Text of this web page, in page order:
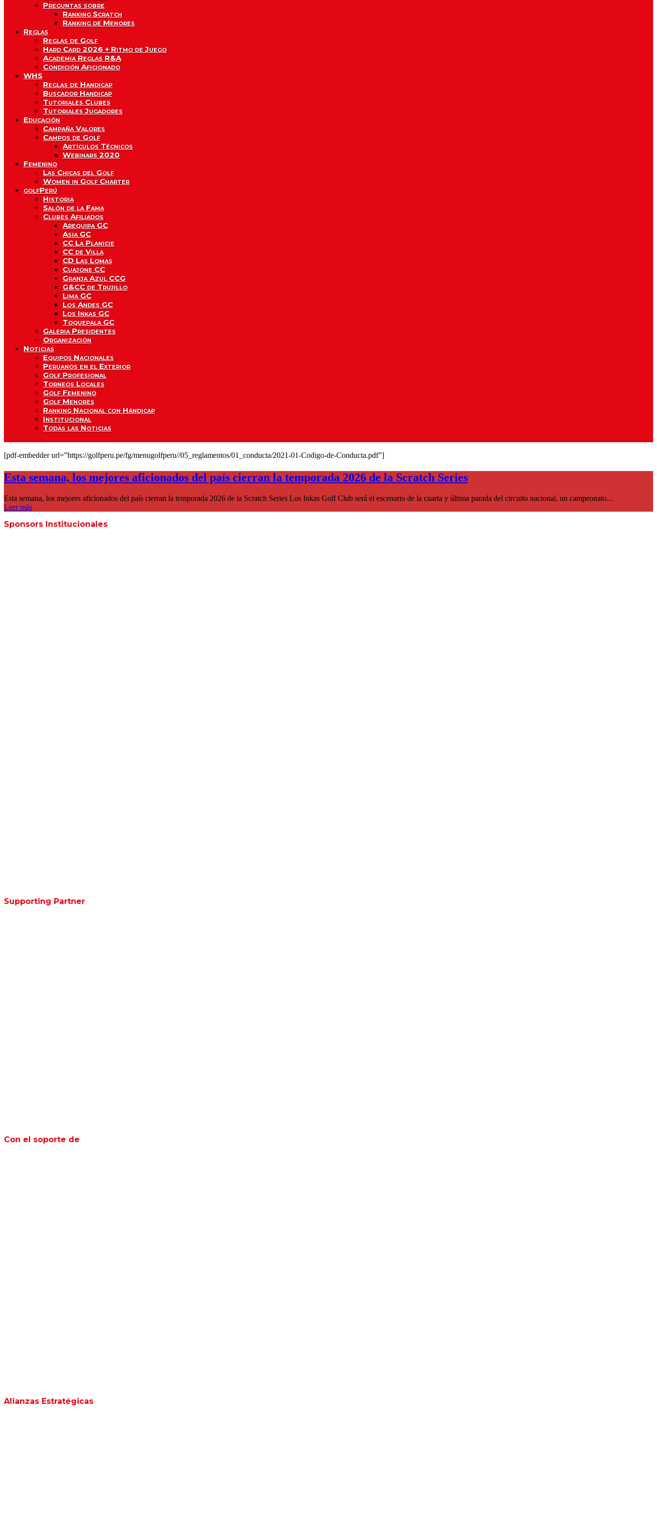
Preguntas sobre
Ranking Scratch
Ranking de Menores
Reglas
Reglas de Golf
Hard Card 2026 + Ritmo de Juego
Academia Reglas R&A
Condición Aficionado
WHS
Reglas de Handicap
Buscador Handicap
Tutoriales Clubes
Tutoriales Jugadores
Educación
Campaña Valores
Campos de Golf
Artículos Técnicos
Webinars 2020
Femenino
Las Chicas del Golf
Women in Golf Charter
golfPerú
Historia
Salón de la Fama
Clubes Afiliados
Arequipa GC
Asia GC
CC La Planicie
CC de Villa
CD Las Lomas
Cuajone CC
Granja Azul CCG
G&CC de Trujillo
Lima GC
Los Andes GC
Los Inkas GC
Toquepala GC
Galeria Presidentes
Organización
Noticias
Equipos Nacionales
Peruanos en el Exterior
Golf Profesional
Torneos Locales
Golf Femenino
Golf Menores
Ranking Nacional con Hándicap
Institucional
Todas las Noticias
[pdf-embedder url=”https://golfperu.pe/fg/menugolfperu//05_reglamentos/01_conducta/2021-01-Codigo-de-Conducta.pdf”]
Esta semana, los mejores aficionados del país cierran la temporada 2026 de la Scratch Series
Esta semana, los mejores aficionados del país cierran la temporada 2026 de la Scratch Series Los Inkas Golf Club será el escenario de la cuarta y última parada del circuito nacional, un campeonato...
Leer más
Sponsors Institucionales
Supporting Partner
Con el soporte de
Alianzas Estratégicas